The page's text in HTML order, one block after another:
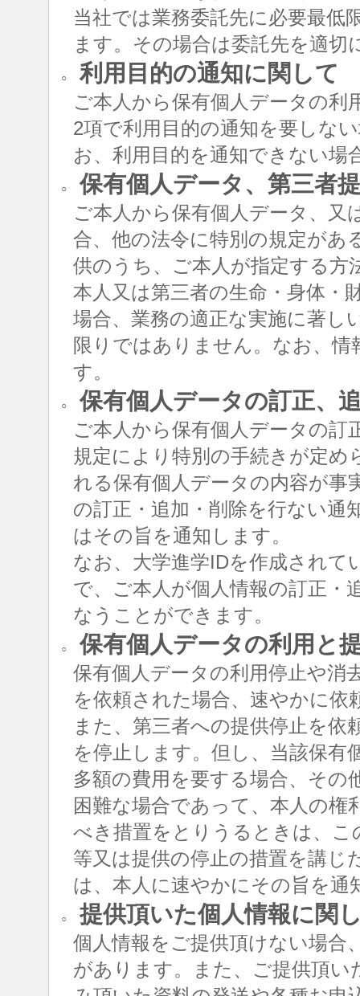
当社では業務委託先に必要最低
ます。その場合は委託先を適切
○ 利用目的の通知に関して
ご本人から保有個人データの利
2項で利用目的の通知を要しな
お、利用目的を通知できない場
○ 保有個人データ、第三者
ご本人から保有個人データ、又
合、他の法令に特別の規定があ
供のうち、ご本人が指定する方
本人又は第三者の生命・身体・
場合、業務の適正な実施に著し
限りではありません。なお、
す。
○ 保有個人データの訂正、
ご本人から保有個人データの訂
規定により特別の手続きが定め
れる保有個人データの内容が事
の訂正・追加・削除を行ない通
はその旨を通知します。
なお、大学進学IDを作成されて
で、ご本人が個人情報の訂正・
なうことができます。
○ 保有個人データの利用と
保有個人データの利用停止や消
を依頼された場合、速やかに
また、第三者への提供停止を
を停止します。但し、当該保有
多額の費用を要する場合、その
困難な場合であって、本人の
べき措置をとりうるときは、
等又は提供の停止の措置を講
は、本人に速やかにその旨を通
○ 提供頂いた個人情報に関
個人情報をご提供頂けない場合
があります。また、ご提供頂い